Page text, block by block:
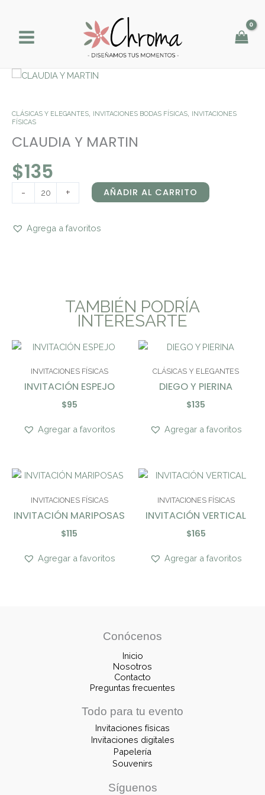
contenido
CLÁSICAS Y ELEGANTES INVITACIONES BODAS FÍSICAS
INVITACIONES
FÍSICAS
CLAUDIA Y MARTIN
$135
-
CLAUDIA
cantidad
+ AÑADIR AL CARRITO
Agrega a favoritos
TAMBIÉN PODRÍA
INTERESARTE
INVITACIONES FÍSICAS
INVITACIÓN ESPEJO
$95
Agregar a favoritos
CLÁSICAS Y ELEGANTES
DIEGO Y PIERINA
$135
Agregar a favoritos
INVITACIONES FÍSICAS
INVITACIÓN MARIPOSAS
$115
Agregar a favoritos
INVITACIONES FÍSICAS
INVITACIÓN VERTICAL
$165
Agregar a favoritos
Conócenos
Inicio
Nosotros
Contacto
Preguntas frecuentes
Todo para tu evento
Invitaciones físicas
Invitaciones digitales
Papelería
Souvenirs
Síguenos